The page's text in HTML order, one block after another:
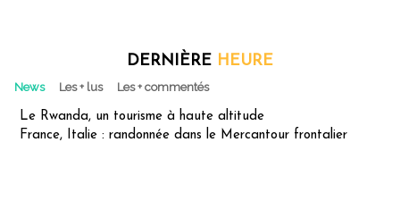
DERNIÈRE HEURE
News Les + lus Les + commentés
Le Rwanda, un tourisme à haute altitude
France, Italie : randonnée dans le Mercantour frontalier